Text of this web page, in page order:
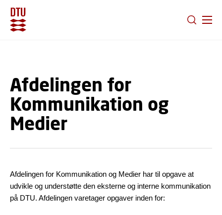
Afdelingen for
Kommunikation og
Medier
Afdelingen for Kommunikation og Medier har til opgave at
udvikle og understøtte den eksterne og interne kommunikation
på DTU. Afdelingen varetager opgaver inden for: